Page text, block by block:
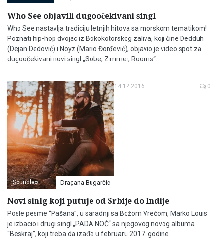
Who See objavili dugoočekivani singl
Who See nastavlja tradiciju letnjih hitova sa morskom tematikom!
Poznati hip-hop dvojac iz Bokokotorskog zaliva, koji čine Dedduh
(Dejan Dedović) i Noyz (Mario Đorđević), objavio je video spot za
dugoočekivani novi singl „Sobe, Zimmer, Rooms“.
Soundbox Dragana Bugarčić
14.12.2016 0
Novi sinlg koji putuje od Srbije do Indije
Posle pesme “Pašana”, u saradnji sa Božom Vrećom, Marko Louis
je izbacio i drugi singl „PADA NOĆ“ sa njegovog novog albuma
“Beskraj”, koji treba da izađe u februaru 2017. godine.